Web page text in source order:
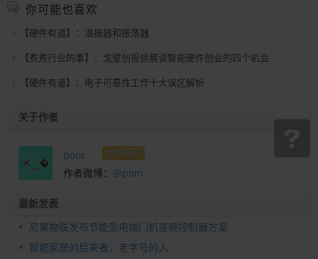
你可能也喜欢
【硬件有道】：谐振器和振荡器
【煮煮行业的事】：戈壁创投徐晨谈智能硬件创业的四个机会
【硬件有道】：电子可靠性工作十大误区解析
关于作者
pom 金牌笛客
作者微博： @pom
最新发表
尼果物联发布节能型电梯门机变频控制器方案
智能家居的后来者，老字号的入